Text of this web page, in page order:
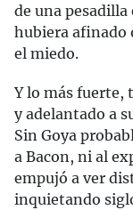
de una pesadilla
hubiera afinado
el miedo.
Y lo más fuerte,
y adelantado a
Sin Goya
a Bacon, ni al
empujó a ver
inquietando